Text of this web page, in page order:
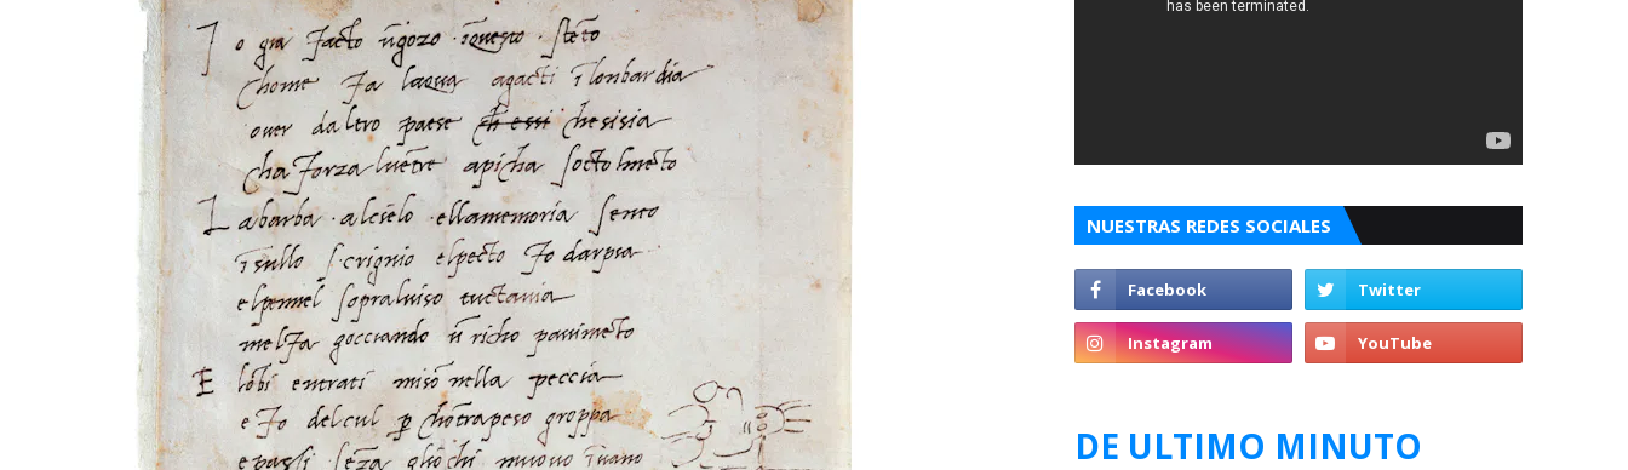
NUESTRAS REDES SOCIALES
DE ULTIMO MINUTO